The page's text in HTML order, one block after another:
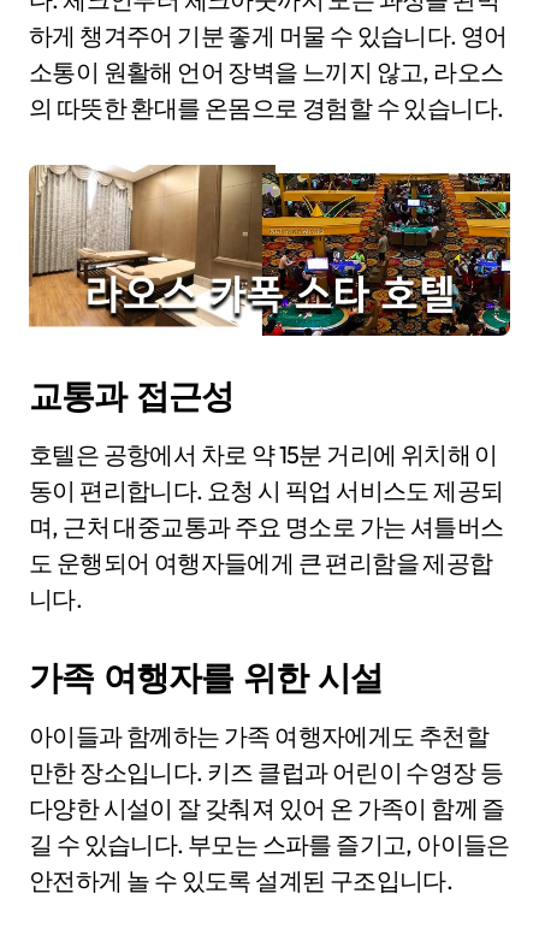
하게 챙겨주어 기분 좋게 머물 수 있습니다. 영어
소통이 원활해 언어 장벽을 느끼지 않고, 라오스
의 따뜻한 환대를 온몸으로 경험할 수 있습니다.
교통과 접근성
호텔은 공항에서 차로 약 15분 거리에 위치해 이
동이 편리합니다. 요청 시 픽업 서비스도 제공되
며, 근처 대중교통과 주요 명소로 가는 셔틀버스
도 운행되어 여행자들에게 큰 편리함을 제공합
니다.
가족 여행자를 위한 시설
아이들과 함께하는 가족 여행자에게도 추천할
만한 장소입니다. 키즈 클럽과 어린이 수영장 등
다양한 시설이 잘 갖춰져 있어 온 가족이 함께 즐
길 수 있습니다. 부모는 스파를 즐기고, 아이들은
안전하게 놀 수 있도록 설계된 구조입니다.